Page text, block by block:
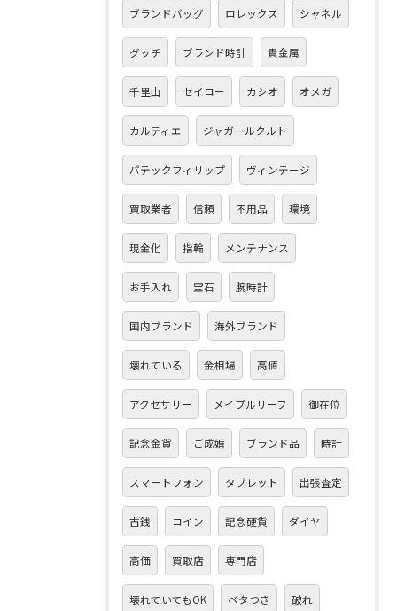
ブランドバッグ ロレックス シャネル
グッチ ブランド時計 貴金属
千里山 セイコー カシオ オメガ
カルティエ ジャガールクルト
パテックフィリップ ヴィンテージ
買取業者 信頼 不用品 環境
現金化 指輪 メンテナンス
お手入れ 宝石 腕時計
国内ブランド 海外ブランド
壊れている 金相場 高値
アクセサリー メイプルリーフ 御在位
記念金貨 ご成婚 ブランド品 時計
スマートフォン タブレット 出張査定
古銭 コイン 記念硬貨 ダイヤ
高価 買取店 専門店
壊れていてもOK ベタつき 破れ